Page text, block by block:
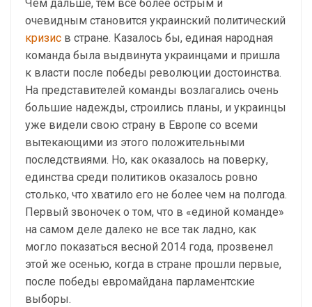
Чем дальше, тем все более острым и
очевидным становится украинский политический
кризис в стране. Казалось бы, единая народная
команда была выдвинута украинцами и пришла
к власти после победы революции достоинства.
На представителей команды возлагались очень
большие надежды, строились планы, и украинцы
уже видели свою страну в Европе со всеми
вытекающими из этого положительными
последствиями. Но, как оказалось на поверку,
единства среди политиков оказалось ровно
столько, что хватило его не более чем на полгода.
Первый звоночек о том, что в «единой команде»
на самом деле далеко не все так ладно, как
могло показаться весной 2014 года, прозвенел
этой же осенью, когда в стране прошли первые,
после победы евромайдана парламентские
выборы.